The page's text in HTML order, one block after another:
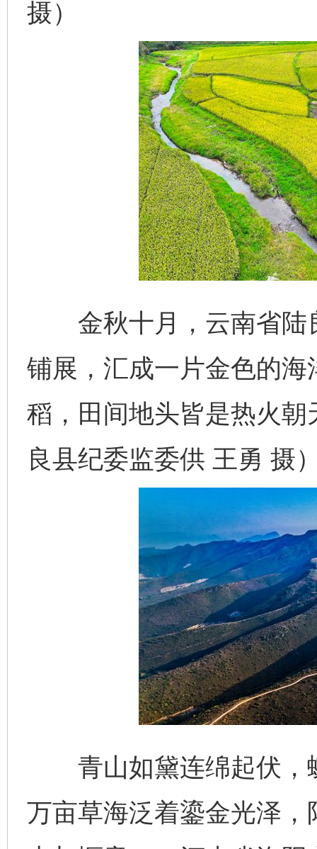
摄）
金秋十月，云南省陆
铺展，汇成一片金色的
稻，田间地头皆是热火
良县纪委监委供 王勇 摄
青山如黛连绵起伏，
万亩草海泛着鎏金光泽